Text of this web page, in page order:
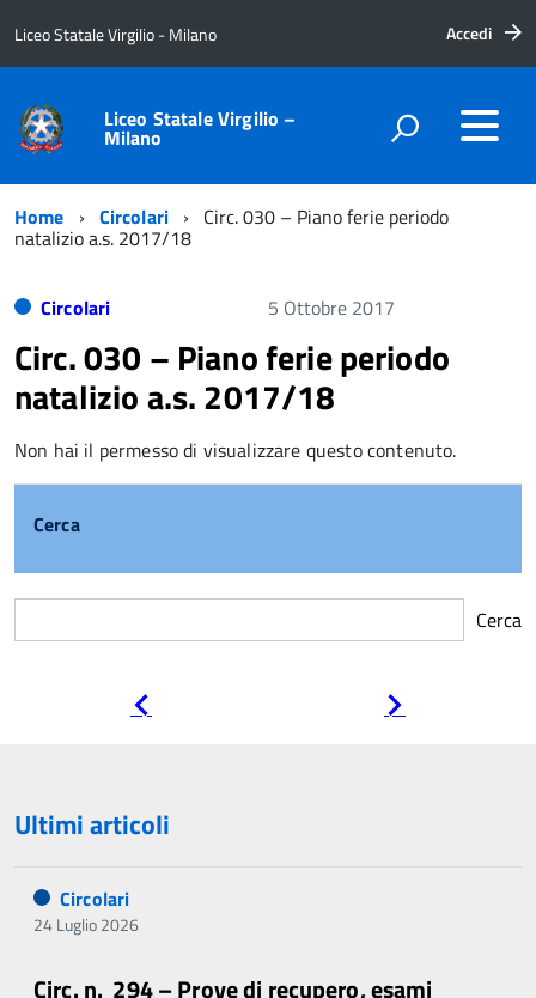
Liceo Statale Virgilio - Milano Accedi
Liceo Statale Virgilio –
Milano
Home Circolari Circ. 030 – Piano ferie periodo
natalizio a.s. 2017/18
Circolari 5 Ottobre 2017
Circ. 030 – Piano ferie periodo
natalizio a.s. 2017/18
Non hai il permesso di visualizzare questo contenuto.
Cerca
Cerca
Ultimi articoli
Circolari
24 Luglio 2026
Circ. n. 294 – Prove di recupero, esami